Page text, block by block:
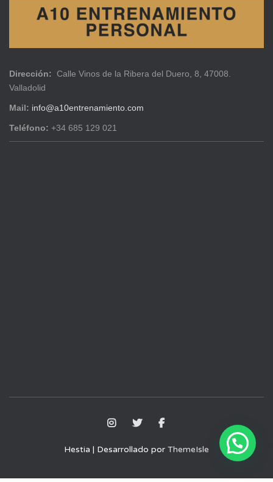
Dirección: Calle Vinos de la Ribera del Duero, 8, 47008.
Valladolid
Mail: info@a10entrenamiento.com
Teléfono: +34 685 129 021
Hestia | Desarrollado por ThemeIsle